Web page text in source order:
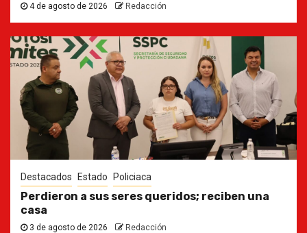
4 de agosto de 2026 Redacción
Destacados Estado Policiaca
Perdieron a sus seres queridos; reciben una
casa
3 de agosto de 2026 Redacción